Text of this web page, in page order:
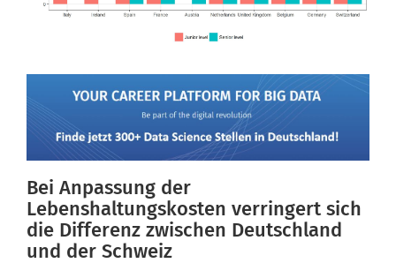
Bei Anpassung der
Lebenshaltungskosten verringert sich
die Differenz zwischen Deutschland
und der Schweiz